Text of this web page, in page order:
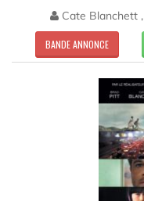
Cate Blanchett ,
BANDE ANNONCE